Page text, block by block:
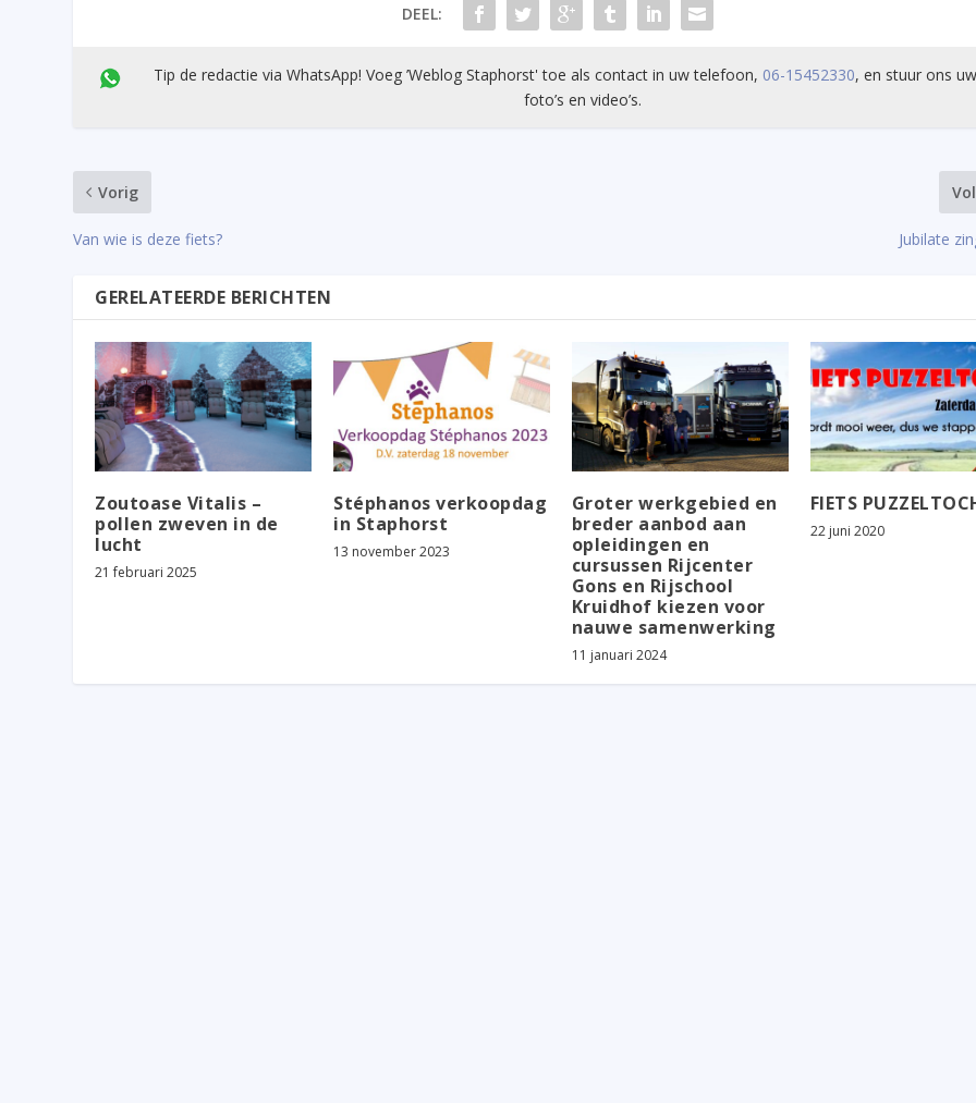
DEEL:
Tip de redactie via WhatsApp! Voeg ’Weblog Staphorst' toe als contact in uw telefoon, 06-15452330, en stuur ons
foto’s en video’s.
Vorig
Van wie is deze fiets? Jubilate
GERELATEERDE BERICHTEN
Zoutoase Vitalis –
pollen zweven in de
lucht
21 februari 2025
Stéphanos verkoopdag
in Staphorst
13 november 2023
Groter werkgebied en
breder aanbod aan
opleidingen en
cursussen Rijcenter
Gons en Rijschool
Kruidhof kiezen voor
nauwe samenwerking
11 januari 2024
FIETS
22 juni 2020